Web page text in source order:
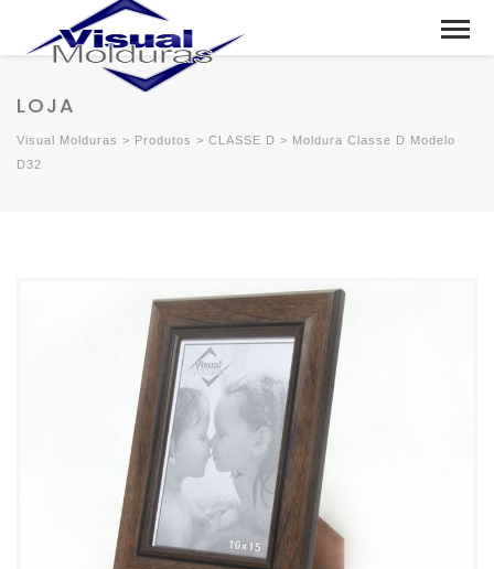
LOJA
Visual Molduras > Produtos > CLASSE D > Moldura Classe D Modelo
D32